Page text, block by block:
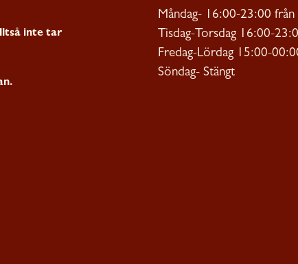
inte tar
Måndag- 16:00-23:00
Tisdag-Torsdag 16:00-
Fredag-Lördag 15:00-
Söndag- Stängt